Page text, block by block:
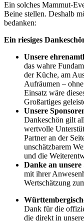
Ein solches Mammut-
Beine stellen. Deshalb
bedanken:
Ein riesiges
Unsere
das wahre
der Küche, am
Aufräumen –
Einsatz wäre
Großartiges
Unsere
Dankeschön gilt
wertvolle
Partner an der
unschätzbarem
und die
Danke an
mit ihrer
Wertschätzung
Dank für die
die direkt in